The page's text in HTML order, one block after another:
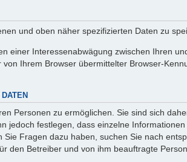
und oben näher spezifizierten Daten zu
einer Interessenabwägung zwischen Ihren
Ihrem Browser übermittelter Browser-
Personen zu ermöglichen. Sie sind sich
jedoch festlegen, dass einzelne
Fragen dazu haben, suchen Sie nach
den Betreiber und von ihm beauftragte